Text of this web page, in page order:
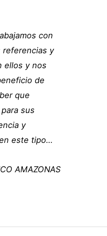
con
referencias y
ellos y nos
de
que
sus
y
este tipo…
AMAZONAS